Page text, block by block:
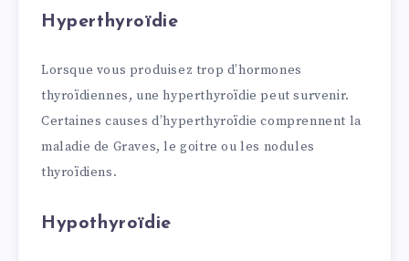
Hyperthyroïdie
Lorsque vous produisez trop d’hormones
thyroïdiennes, une hyperthyroïdie peut survenir.
Certaines causes d’hyperthyroïdie comprennent la
maladie de Graves, le goitre ou les nodules
thyroïdiens.
Hypothyroïdie